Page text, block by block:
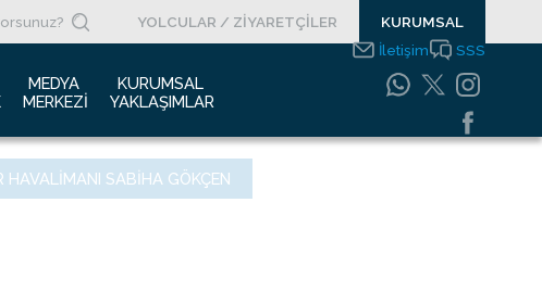
YOLCULAR / ZİYARETÇİLER KURUMSAL
MEDYA
MERKEZI
Basın Bültenleri
Basın Kupürleri
KURUMSAL
YAKLAŞIMLAR
Entegre Yönetim
Sistemleri Politikamız
İletişim SSS
HAVALIMANI SABIHA GÖKÇEN